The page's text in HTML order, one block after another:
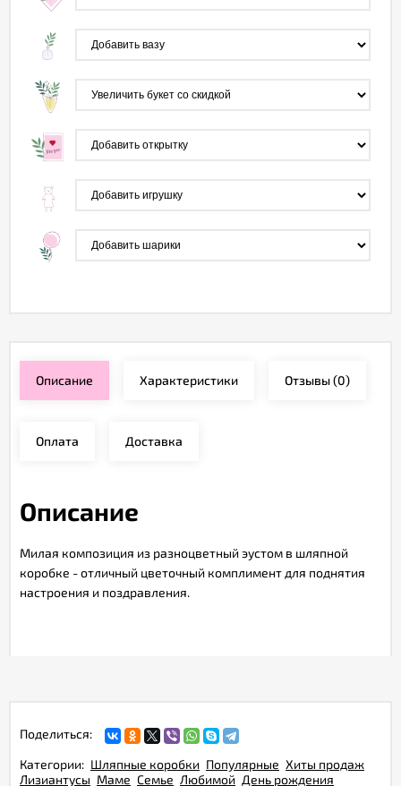
Описание Характеристики Отзывы(0)
Оплата Доставка
Описание
Милая композиция из разноцветный эустом в шляпной
коробке - отличный цветочный комплимент для поднятия
настроения и поздравления.
Поделиться:
Категории: Шляпные коробки Популярные Хиты продаж
Лизиантусы Маме Семье Любимой День рождения